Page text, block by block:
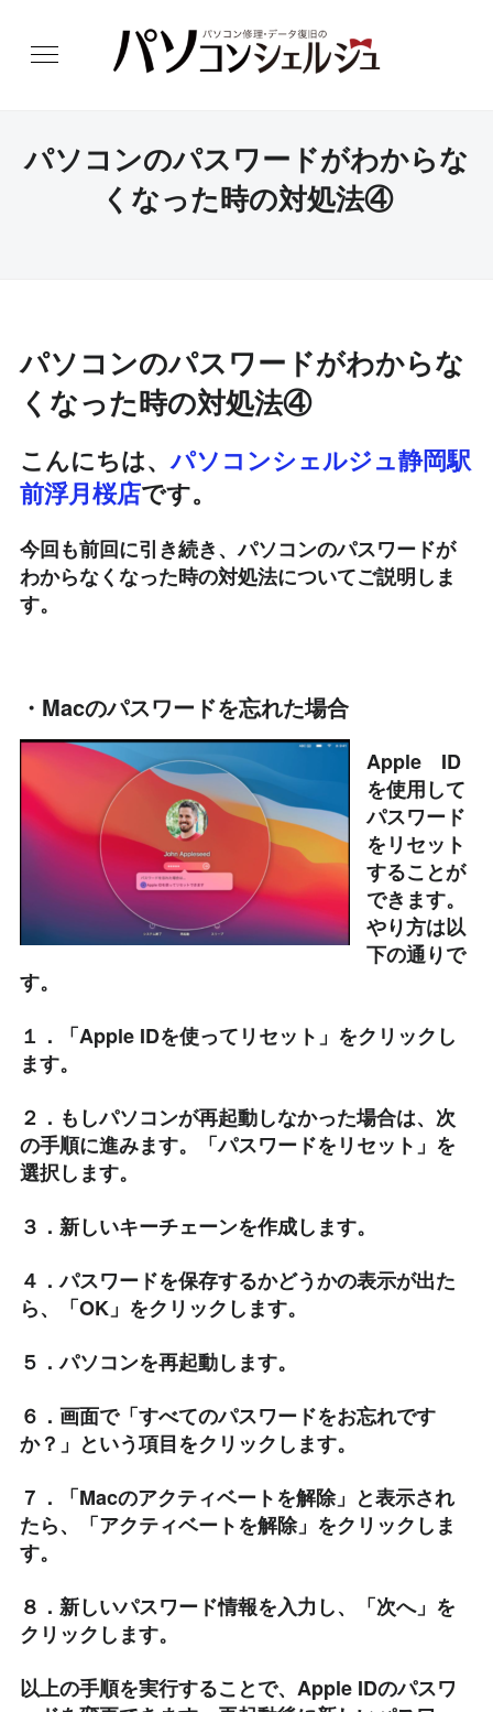
パソコンのパスワードがわからな
くなった時の対処法④
パソコンのパスワードがわからな
くなった時の対処法④
こんにちは、パソコンシェルジュ静岡駅
前浮月桜店です。
今回も前回に引き続き、パソコンのパスワードが
わからなくなった時の対処法についてご説明しま
す。
・Macのパスワードを忘れた場合
Apple ID
を使用して
パスワード
をリセット
することが
できます。
やり方は以
下の通りで
す。
１．「Apple IDを使ってリセット」をクリックし
ます。
２．もしパソコンが再起動しなかった場合は、次
の手順に進みます。「パスワードをリセット」を
選択します。
３．新しいキーチェーンを作成します。
４．パスワードを保存するかどうかの表示が出た
ら、「OK」をクリックします。
５．パソコンを再起動します。
６．画面で「すべてのパスワードをお忘れです
か？」という項目をクリックします。
７．「Macのアクティベートを解除」と表示され
たら、「アクティベートを解除」をクリックしま
す。
８．新しいパスワード情報を入力し、「次へ」を
クリックします。
以上の手順を実行することで、Apple IDのパスワ